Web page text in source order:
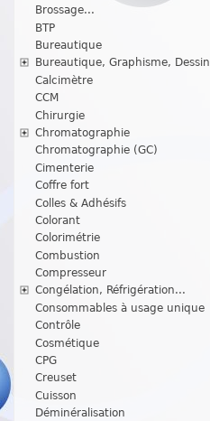
Brossage...
BTP
Bureautique
Bureautique, Graphisme, Dessin
Calcimètre
CCM
Chirurgie
Chromatographie
Chromatographie (GC)
Cimenterie
Coffre fort
Colles & Adhésifs
Colorant
Colorimétrie
Combustion
Compresseur
Congélation, Réfrigération...
Consommables à usage unique
Contrôle
Cosmétique
CPG
Creuset
Cuisson
Déminéralisation